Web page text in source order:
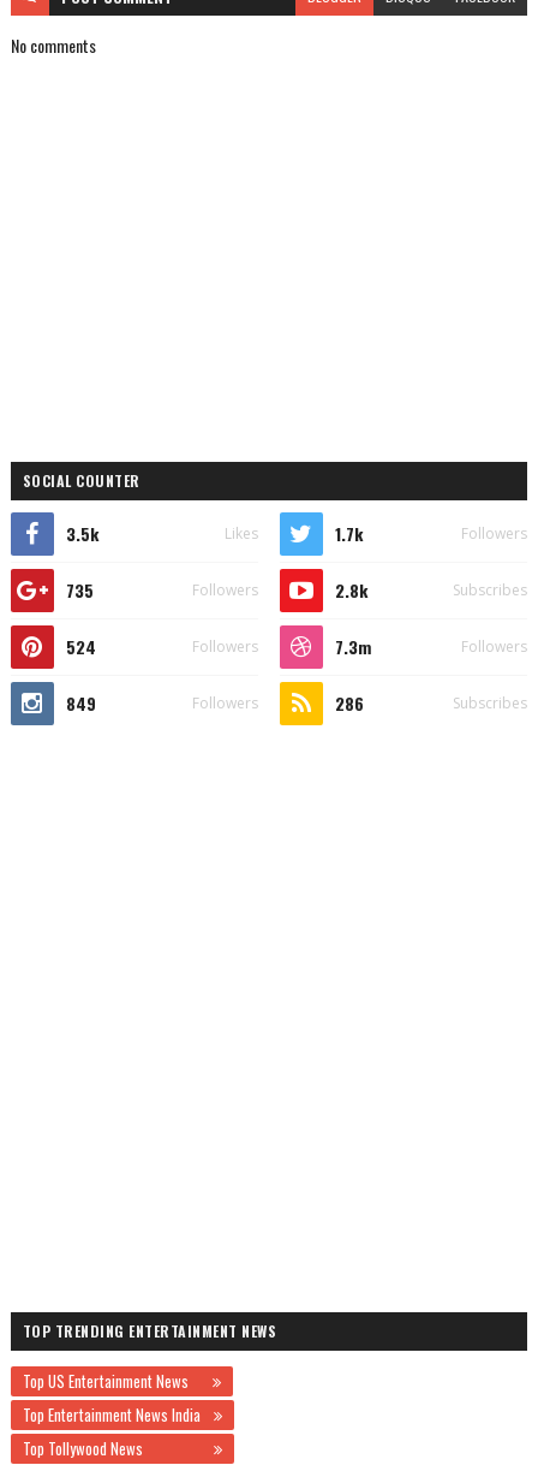
No comments
SOCIAL COUNTER
3.5k Likes 1.7k Followers
735 Followers 2.8k Subscribes
524 Followers 7.3m Followers
849 Followers 286 Subscribes
TOP TRENDING ENTERTAINMENT NEWS
Top US Entertainment News
Top Entertainment News India
Top Tollywood News